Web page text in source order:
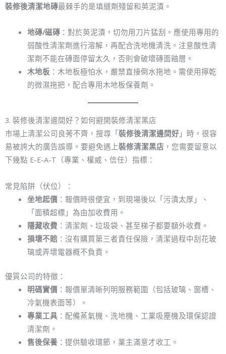
裝修後清潔地磚最棘手的是填縫劑殘留和英泥漬。
地磚/磁磚：對於英泥漬，切勿用刀片猛刮。應使用專用的
弱酸性清潔劑進行溶解，再配合洗地機清洗。注意酸性清
潔劑不能在磚面停留太久，否則會破壞磚面釉層。
木地板 ：木地板極怕水，嚴禁直接倒水拖地。需使用擰乾
的微濕拖把，配合專用木地板保養劑。
3. 裝修後清潔邊間好？如何避開裝修清潔黑店
市場上清潔公司良莠不齊，搜尋「裝修後清潔邊間好 」時，很容
易被誇大的廣告誤導。要避免遇上裝修清潔黑店 ，您需要留意以
下幾點 E-E-A-T（專業、權威、信任）指標：
常見陷阱（伏位）：
坐地起價：報價時很便宜，到現場後以「污漬太厚」、
「面積超標」為由加收費用。
隱藏收費 ：清潔劑、垃圾袋、甚至梯子都要額外收費。
損壞不賠：沒有購買第三者責任保險，清潔過程中刮花玻
璃或弄壞電器概不負責。
優質公司的特徵：
明碼實價：報價單清晰列明服務範圍（包括玻璃、窗槽、
冷氣機表面等）。
專業工具：配備蒸氣機、洗地機、工業吸塵機及環保認證
清潔劑。
售後保養：提供驗收環節，業主滿意才收工。